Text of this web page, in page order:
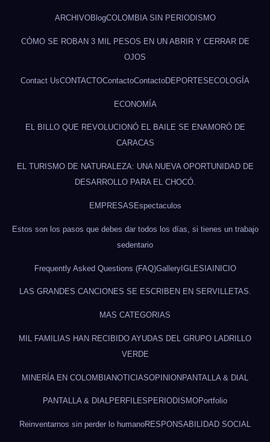
ARCHIVOBlogCOLOMBIA SIN PERIODISMO
CÓMO SE ROBAN 3 MIL PESOS EN UN ABRIR Y CERRAR DE
OJOS
Contact UsCONTACTOContactoContactoDEPORTES ECOLOGÍA
ECONOMÍA
EL BILLO QUE REVOLUCIONÓ EL BAILE SE ENAMORÓ DE
CARACAS
EL TURISMO DE NATURALEZA: UNA NUEVA OPORTUNIDAD DE
DESARROLLO PARA EL CHOCÓ.
EMPRESAS Espectaculos
Estos son los pasos que debes dar todos los días, si tienes un trabajo
sedentario
Frequently Asked Questions (FAQ)GalleryIGLESIAINICIO
LAS GRANDES CANCIONES SE ESCRIBEN EN SERVILLETAS.
MAS CATEGORIAS
MIL FAMILIAS HAN RECIBIDO AYUDAS DEL GRUPO LADRILLO
VERDE
MINERÍA EN COLOMBIANOTICIASOPINIONPANTALLA & DIAL
PANTALLA & DIALPERFILES PERIODISMOPortfolio
Reinventarnos sin perder lo humanoRESPONSABILIDAD SOCIAL